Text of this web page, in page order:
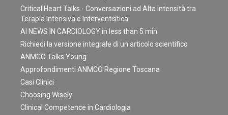
Critical Heart Talks - Conversazioni ad Alta intensità tra
Terapia Intensiva e Interventistica
AI NEWS IN CARDIOLOGY in less than 5 min
Richiedi la versione integrale di un articolo scientifico
ANMCO Talks Young
Approfondimenti ANMCO Regione Toscana
Casi Clinici
Choosing Wisely
Clinical Competence in Cardiologia